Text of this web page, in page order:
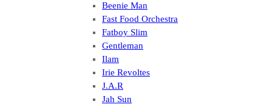
Beenie Man
Fast Food Orchestra
Fatboy Slim
Gentleman
Ilam
Irie Revoltes
J.A.R
Jah Sun